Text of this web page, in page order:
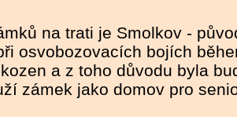
na trati je Smolkov -
osvobozovacích bojích
a z toho důvodu byla
zámek jako domov pro